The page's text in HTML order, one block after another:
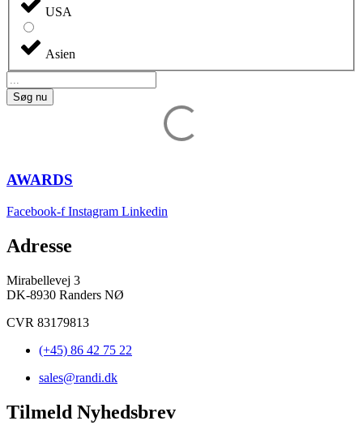
USA
Asien
Søg nu
AWARDS
Facebook-f Instagram Linkedin
Adresse
Mirabellevej 3
DK-8930 Randers NØ
CVR 83179813
(+45) 86 42 75 22
sales@randi.dk
Tilmeld Nyhedsbrev